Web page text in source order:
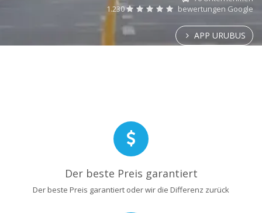
1.230
bewertungen Google
APP URUBUS
Der beste Preis garantiert
Der beste Preis garantiert oder wir die Differenz zurück